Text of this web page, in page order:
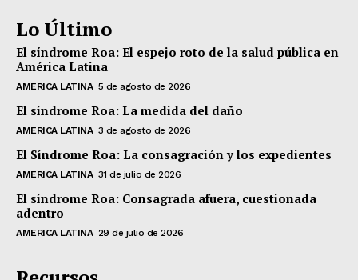
Lo Último
El síndrome Roa: El espejo roto de la salud pública en
América Latina
AMERICA LATINA 5 de agosto de 2026
El síndrome Roa: La medida del daño
AMERICA LATINA 3 de agosto de 2026
El Síndrome Roa: La consagración y los expedientes
AMERICA LATINA 31 de julio de 2026
El síndrome Roa: Consagrada afuera, cuestionada
adentro
AMERICA LATINA 29 de julio de 2026